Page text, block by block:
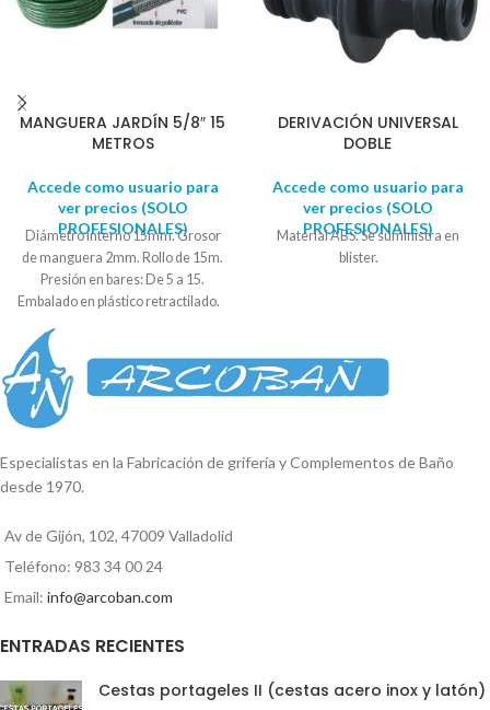
MANGUERA JARDÍN 5/8″ 15
METROS
Accede como usuario para
ver precios (SOLO
PROFESIONALES)
Diámetro interno 15mm. Grosor
de manguera 2mm. Rollo de 15m.
Presión en bares: De 5 a 15.
Embalado en plástico retractilado.
DERIVACIÓN UNIVERSAL
DOBLE
Accede como usuario para
ver precios (SOLO
PROFESIONALES)
Material ABS. Se suministra en
blister.
Especialistas en la Fabricación de grifería y Complementos de Baño
desde 1970.
Av de Gijón, 102, 47009 Valladolid
Teléfono: 983 34 00 24
Email: info@arcoban.com
ENTRADAS RECIENTES
Cestas portageles II (cestas acero inox y latón)